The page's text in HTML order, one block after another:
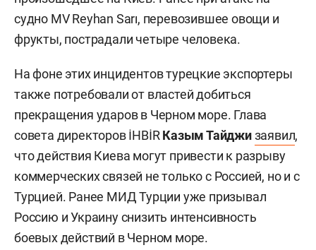
судно MV Reyhan Sarı, перевозившее овощи и
фрукты, пострадали четыре человека.
На фоне этих инцидентов турецкие экспортеры
также потребовали от властей добиться
прекращения ударов в Черном море. Глава
совета директоров İHBİRКазым Тайджизаявил,
что действия Киева могут привести к разрыву
коммерческих связей не только с Россией, но и с
Турцией. Ранее МИД Турции уже призывал
Россию и Украину снизить интенсивность
боевых действий в Черном море.